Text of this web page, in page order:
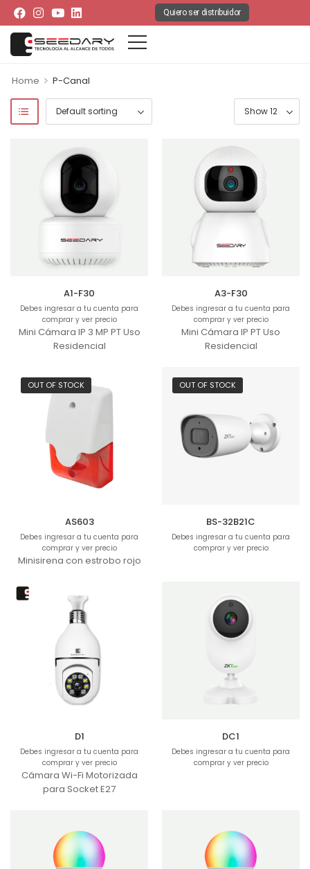
Quiero ser distribuidor
Home > P-Canal
A1-F30
Debes ingresar a tu cuenta para
comprar y ver precio
Mini Cámara IP 3 MP PT Uso
Residencial
A3-F30
Debes ingresar a tu cuenta para
comprar y ver precio
Mini Cámara IP PT Uso
Residencial
OUT OF STOCK
AS603
Debes ingresar a tu cuenta para
comprar y ver precio
Minisirena con estrobo rojo
OUT OF STOCK
BS-32B21C
Debes ingresar a tu cuenta para
comprar y ver precio
D1
Debes ingresar a tu cuenta para
comprar y ver precio
Cámara Wi-Fi Motorizada
para Socket E27
DC1
Debes ingresar a tu cuenta para
comprar y ver precio